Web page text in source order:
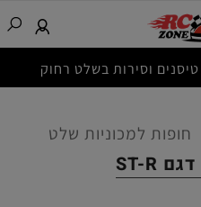
וסירות בשלט רחוק
חופות למכוניות שלט